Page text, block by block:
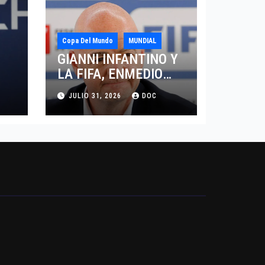
Copa Del Mundo MUNDIAL
GIANNI INFANTINO Y
LA FIFA, ENMEDIO
DEL HURACAN
JULIO 31, 2026 DOC